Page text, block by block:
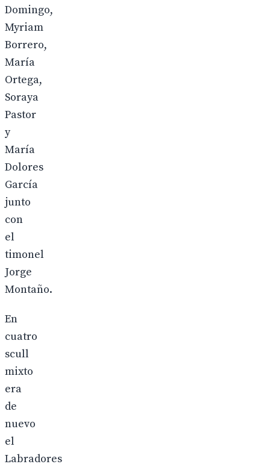
Domingo,
Myriam
Borrero,
María
Ortega,
Soraya
Pastor
y
María
Dolores
García
junto
con
el
timonel
Jorge
Montaño.
En
cuatro
scull
mixto
era
de
nuevo
el
Labradores